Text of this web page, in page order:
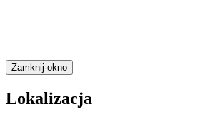
Zamknij okno
Lokalizacja